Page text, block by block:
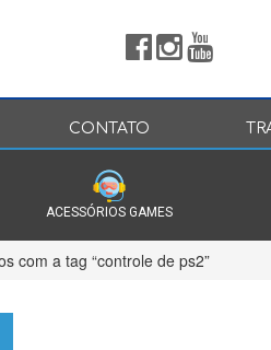
CONTATO
ACESSÓRIOS GAMES
com a tag “controle de ps2”